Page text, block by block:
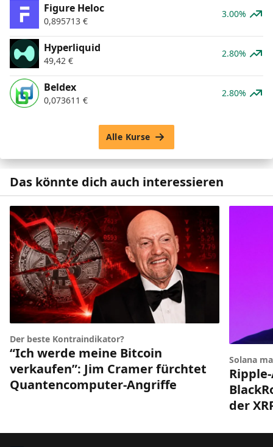
Figure Heloc
0,895713 €
3.00%
Hyperliquid
49,42 €
2.80%
Beldex
0,073611 €
2.80%
Alle Kurse
Das könnte dich auch interessieren
Der beste Kontraindikator?
“Ich werde meine Bitcoin
verkaufen”: Jim Cramer fürchtet
Quantencomputer-Angriffe
Solana
der